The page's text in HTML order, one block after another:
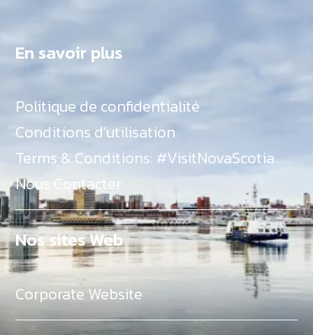
En savoir plus
Politique de confidentialité
Conditions d’utilisation
Terms & Conditions: #VisitNovaScotia
Nous Contacter
Nos sites Web
Corporate Website